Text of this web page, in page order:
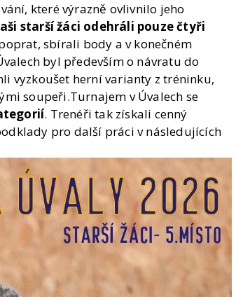
které výrazně ovlivnilo jeho
starší žáci odehráli pouze čtyři
sbírali body a v konečném
byl především o návratu do
vyzkoušet herní varianty z tréninku,
soupeři.Turnajem v Úvalech se
. Trenéři tak získali cenný
pro další práci v následujících